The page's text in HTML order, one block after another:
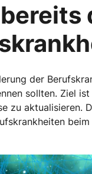
der
sollten. Ziel
zu aktualisieren.